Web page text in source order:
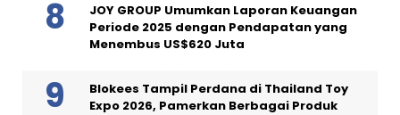
JOY GROUP Umumkan Laporan Keuangan
Periode 2025 dengan Pendapatan yang
Menembus US$620 Juta
Blokees Tampil Perdana di Thailand Toy
Expo 2026, Pamerkan Berbagai Produk